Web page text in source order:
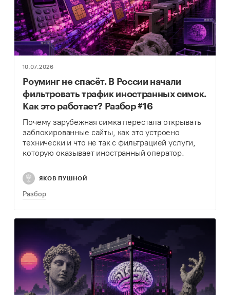
10.07.2026
Роуминг не спасёт. В России начали
фильтровать трафик иностранных симок.
Как это работает? Разбор #16
Почему зарубежная симка перестала открывать
заблокированные сайты, как это устроено
технически и что не так с фильтрацией услуги,
которую оказывает иностранный оператор.
ЯКОВ ПУШНОЙ
Разбор